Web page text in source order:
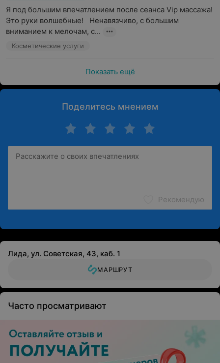
Я под большим впечатлением после сеанса Vip массажа!
Это руки волшебные!   Ненавязчиво, с большим
вниманием к мелочам, с...
Косметические услуги
Показать ещё
Поделитесь мнением
Рекомендую
Лида, ул. Советская, 43, каб. 1
МАРШРУТ
Часто просматривают